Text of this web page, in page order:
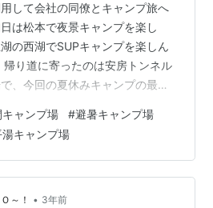
して会社の同僚とキャンプ旅へ
は松本で夜景キャンプを楽し
の西湖でSUPキャンプを楽しん
り道に寄ったのは安房トンネル
、今回の夏休みキャンプの最終
「ヘキサイーズ1」を設営しよ
サイーズ1」 ひらゆの森で温泉
を楽しもう！ フォロワーさんか
う！ 平湯キャンプ場（二日目）
！ 富士見岳で御来光を見よう！
キャンプ場 #避暑キャンプ場
湯キャンプ場
～！ • 3年前